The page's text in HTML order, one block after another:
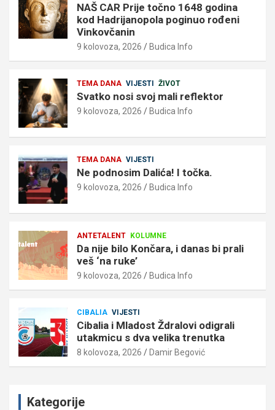
NAŠ CAR Prije točno 1648 godina
kod Hadrijanopola poginuo rođeni
Vinkovčanin
9 kolovoza, 2026 Budica Info
TEMA DANA VIJESTI ŽIVOT
Svatko nosi svoj mali reflektor
9 kolovoza, 2026 Budica Info
TEMA DANA VIJESTI
Ne podnosim Dalića! I točka.
9 kolovoza, 2026 Budica Info
ANTETALENT KOLUMNE
Da nije bilo Končara, i danas bi prali
veš ‘na ruke’
9 kolovoza, 2026 Budica Info
CIBALIA VIJESTI
Cibalia i Mladost Ždralovi odigrali
utakmicu s dva velika trenutka
8 kolovoza, 2026 Damir Begović
Kategorije